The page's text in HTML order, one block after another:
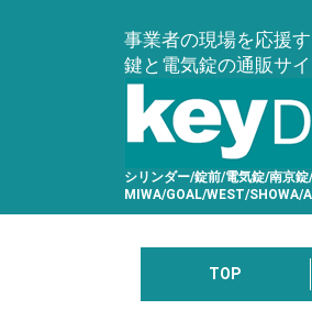
事業者の現場を応援
鍵と電気錠の通販サ
シリンダー/錠前/電気錠/南京
MIWA/GOAL/WEST/SHOWA/
TOP